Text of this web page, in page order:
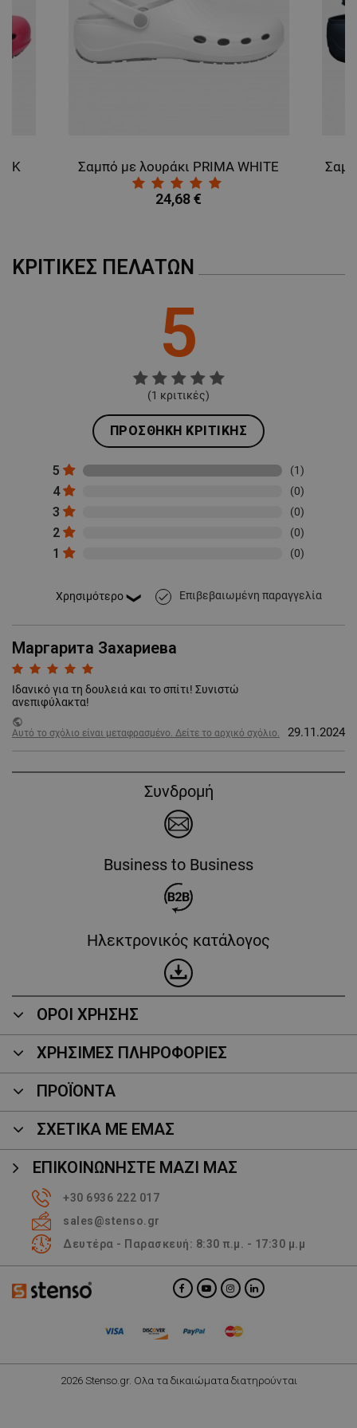
Σαμπό με λουράκι PRIMA WHITE
24,68 €
ΚΡΙΤΙΚΈΣ ΠΕΛΑΤΏΝ
5
(1 κριτικές)
ΠΡΟΣΘΉΚΗ ΚΡΙΤΙΚΉΣ
5 (1)
4 (0)
3 (0)
2 (0)
1 (0)
done Επιβεβαιωμένη παραγγελία
Маргарита Захариева
Ιδανικό για τη δουλειά και το σπίτι! Συνιστώ
ανεπιφύλακτα!
public
Αυτό το σχόλιο είναι μεταφρασμένο. Δείτε το αρχικό σχόλιο.
29.11.2024
Συνδρομή
Business to Business
Ηλεκτρονικός κατάλογος
ΟΡΟΙ ΧΡΗΣΗΣ
ΧΡΗΣΙΜΕΣ ΠΛΗΡΟΦΟΡΙΕΣ
ΠΡΟΪΌΝΤΑ
ΣΧΕΤΙΚΑ ΜΕ ΕΜΑΣ
ΕΠΙΚΟΙΝΩΝΉΣΤΕ ΜΑΖΊ ΜΑΣ
+30 6936 222 017
sales@stenso.gr
Δευτέρα - Παρασκευή: 8:30 π.μ. - 17:30 μ.μ
2026 Stenso.gr. Ολα τα δικαιώματα διατηρούνται